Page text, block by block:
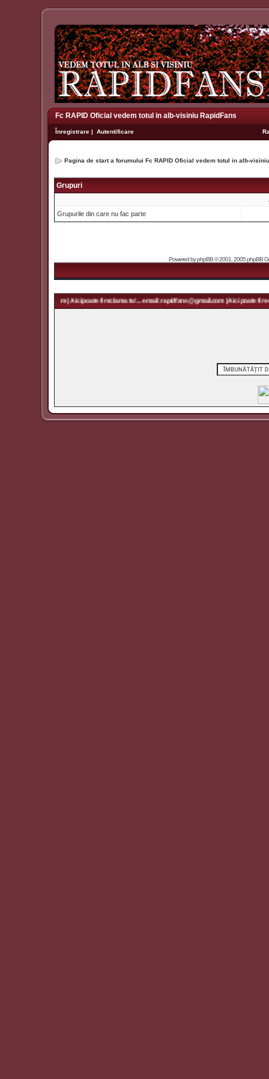
Fc RAPID Oficial vedem totul in alb-visiniu RapidFans
Înregistrare | Autentificare
Pagina de start a forumului Fc RAPID Oficial vedem totul in alb-
Grupuri
Grupurile din care nu fac parte
Powered byphpBB© 2001, 2005 phpBB
| Aici poate fi reclama ta! ... email: rapidfans@gmail.com | Aici poate fi